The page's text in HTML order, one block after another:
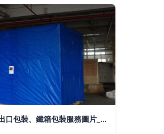
大瀝大型機械木箱出口包裝、鐵箱包裝服務圖片_高清圖_細節圖-明通